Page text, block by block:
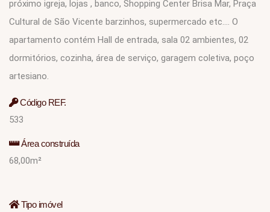
próximo igreja, lojas , banco, Shopping Center Brisa Mar, Praça
Cultural de São Vicente barzinhos, supermercado etc.... O
apartamento contém Hall de entrada, sala 02 ambientes, 02
dormitórios, cozinha, área de serviço, garagem coletiva, poço
artesiano.
Código REF.
533
Área construída
68,00m²
Tipo imóvel